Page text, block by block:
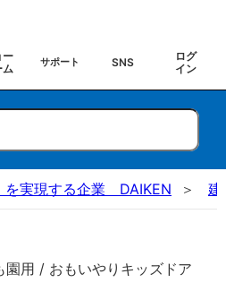
ー
ム
サポート SNS
ログ
イン
を実現する企業 DAIKEN 建
園用 / おもいやりキッズドア